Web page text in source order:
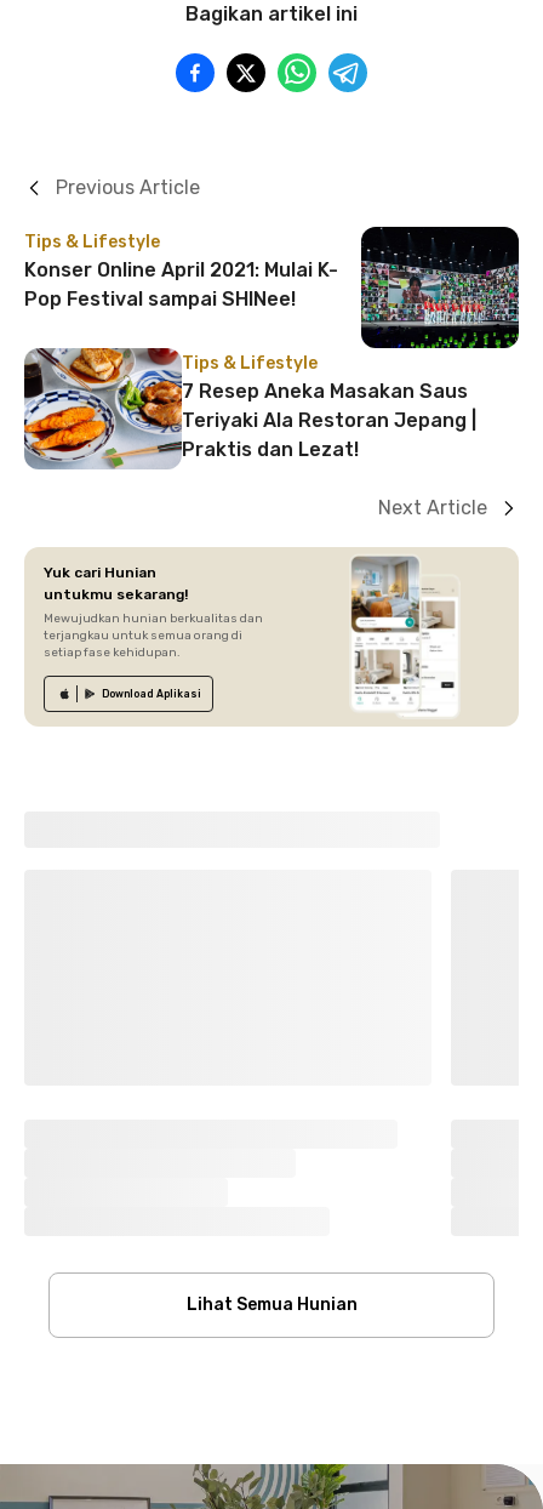
Bagikan artikel ini
Tips & Lifestyle
Konser Online April 2021: Mulai K-
Pop Festival sampai SHINee!
Previous Article
Tips & Lifestyle
7 Resep Aneka Masakan Saus
Teriyaki Ala Restoran Jepang |
Praktis dan Lezat!
Next Article
Yuk cari Hunian
untukmu sekarang!
Mewujudkan hunian berkualitas dan
terjangkau untuk semua orang di
setiap fase kehidupan.
Download Aplikasi
Lihat Semua Hunian